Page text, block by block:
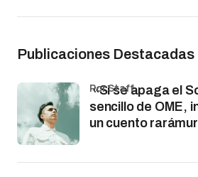
Publicaciones Destacadas
«Si se apaga el
sencillo de OME,
un cuento
por Staff